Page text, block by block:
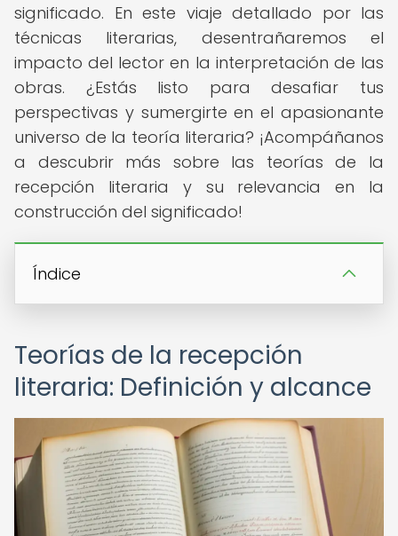
significado. En este viaje detallado por las
técnicas literarias, desentrañaremos el
impacto del lector en la interpretación de las
obras. ¿Estás listo para desafiar tus
perspectivas y sumergirte en el apasionante
universo de la teoría literaria? ¡Acompáñanos
a descubrir más sobre las teorías de la
recepción literaria y su relevancia en la
construcción del significado!
Índice
Teorías de la recepción
literaria: Definición y alcance